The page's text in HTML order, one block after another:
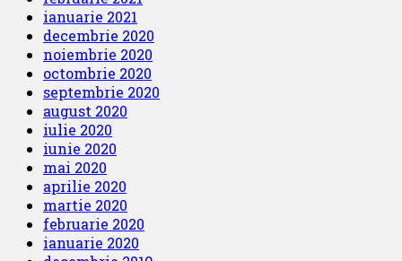
ianuarie 2021
decembrie 2020
noiembrie 2020
octombrie 2020
septembrie 2020
august 2020
iulie 2020
iunie 2020
mai 2020
aprilie 2020
martie 2020
februarie 2020
ianuarie 2020